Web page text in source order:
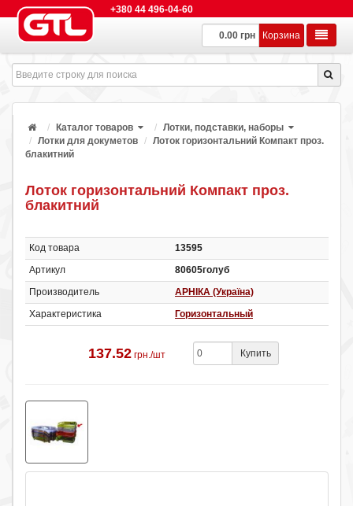
+380 44 496-04-60
0.00 грн Корзина
Каталог товаров
Лотки, подставки, наборы
Лотки для докуметов
Лоток горизонтальний Компакт проз.
блакитний
Лоток горизонтальний Компакт проз.
блакитний
Код товара
13595
Артикул
80605голуб
Производитель
АРНІКА (Україна)
Характеристика
Горизонтальный
137.52 грн./шт Купить